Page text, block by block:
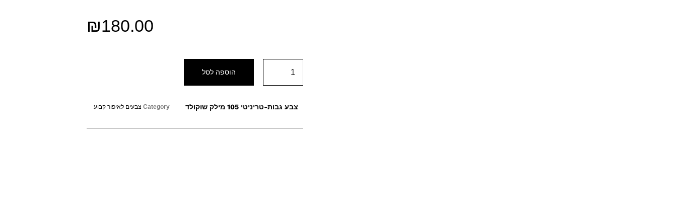
₪180.00
הוספה לסל
צבע גבות-טריניטי 105 מילק שוקולד Category צבעים לאיפור קבוע